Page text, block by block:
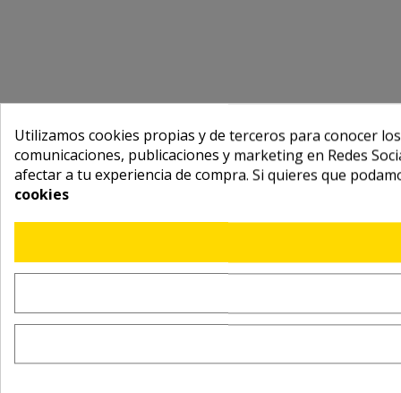
Utilizamos cookies propias y de terceros para conocer
comunicaciones, publicaciones y marketing en Redes
afectar a tu experiencia de compra. Si quieres que
cookies